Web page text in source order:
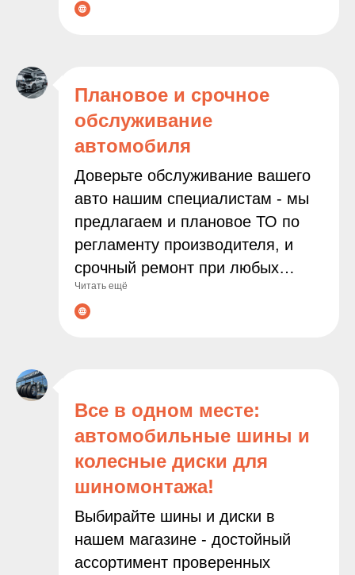
оборудование и работаем только
безопасность результата.
Доверяя нам заботу о колёсах
вашего автомобиля, вы можете
быть уверены в
профессионализме наших
мастеров и внимательном
подходе к каждой задаче.
Плановое и срочное
обслуживание
автомобиля
Доверьте обслуживание вашего
авто нашим специалистам - мы
предлагаем и плановое ТО по
регламенту производителя, и
срочный ремонт при любых
неполадках. Современное
оборудование и опытные
ваш автомобиль будет служить
дольше, а поездки останутся
Читать ещё
Все в одном месте:
автомобильные шины и
колесные диски для
шиномонтажа!
Выбирайте шины и диски в
нашем магазине - достойный
ассортимент проверенных